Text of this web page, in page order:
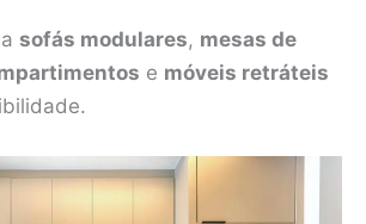
sofás modulares, mesas de
e móveis retráteis